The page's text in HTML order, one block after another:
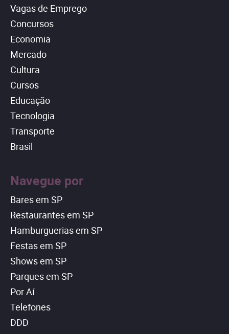
Vagas de Emprego
Concursos
Economia
Mercado
Cultura
Cursos
Educação
Tecnologia
Transporte
Brasil
Navegue por
Bares em SP
Restaurantes em SP
Hamburguerias em SP
Festas em SP
Shows em SP
Parques em SP
Por Aí
Telefones
DDD